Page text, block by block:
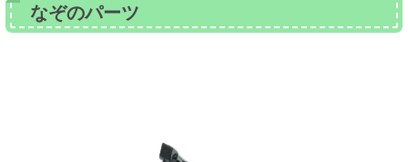
なぞのパーツ